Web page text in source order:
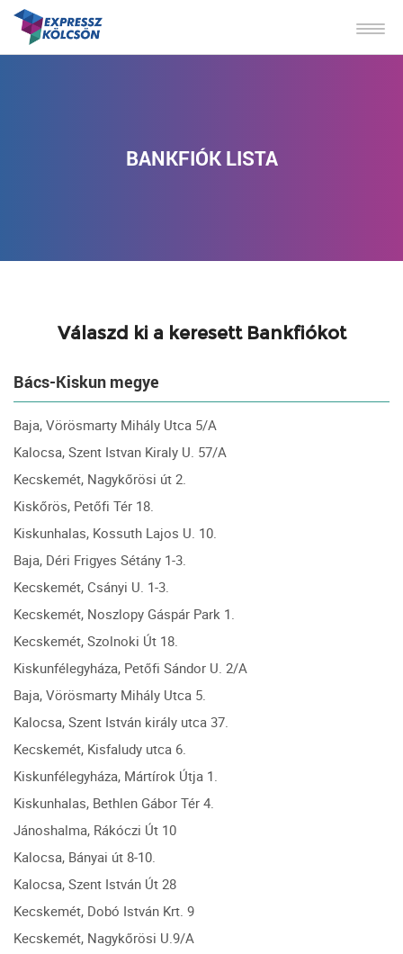
BANKFIÓK LISTA
Válaszd ki a keresett Bankfiókot
Bács-Kiskun megye
Baja, Vörösmarty Mihály Utca 5/A
Kalocsa, Szent Istvan Kiraly U. 57/A
Kecskemét, Nagykőrösi út 2.
Kiskőrös, Petőfi Tér 18.
Kiskunhalas, Kossuth Lajos U. 10.
Baja, Déri Frigyes Sétány 1-3.
Kecskemét, Csányi U. 1-3.
Kecskemét, Noszlopy Gáspár Park 1.
Kecskemét, Szolnoki Út 18.
Kiskunfélegyháza, Petőfi Sándor U. 2/A
Baja, Vörösmarty Mihály Utca 5.
Kalocsa, Szent István király utca 37.
Kecskemét, Kisfaludy utca 6.
Kiskunfélegyháza, Mártírok Útja 1.
Kiskunhalas, Bethlen Gábor Tér 4.
Jánoshalma, Rákóczi Út 10
Kalocsa, Bányai út 8-10.
Kalocsa, Szent István Út 28
Kecskemét, Dobó István Krt. 9
Kecskemét, Nagykőrösi U.9/A